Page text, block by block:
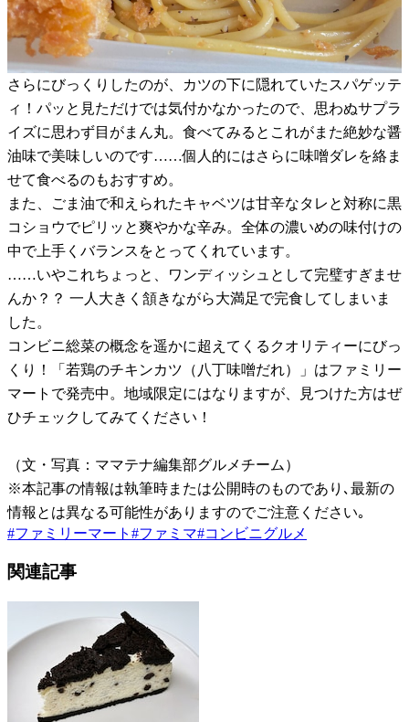
さらにびっくりしたのが、カツの下に隠れていたスパゲッテ
ィ！パッと見ただけでは気付かなかったので、思わぬサプラ
イズに思わず目がまん丸。食べてみるとこれがまた絶妙な醤
油味で美味しいのです……個人的にはさらに味噌ダレを絡ま
せて食べるのもおすすめ。
また、ごま油で和えられたキャベツは甘辛なタレと対称に黒
コショウでピリッと爽やかな辛み。全体の濃いめの味付けの
中で上手くバランスをとってくれています。
……いやこれちょっと、ワンディッシュとして完璧すぎませ
んか？？ 一人大きく頷きながら大満足で完食してしまいま
した。
コンビニ総菜の概念を遥かに超えてくるクオリティーにびっ
くり！「若鶏のチキンカツ（八丁味噌だれ）」はファミリー
マートで発売中。地域限定にはなりますが、見つけた方はぜ
ひチェックしてみてください！
（文・写真：ママテナ編集部グルメチーム）
※本記事の情報は執筆時または公開時のものであり､最新の
情報とは異なる可能性がありますのでご注意ください｡
#ファミリーマート #ファミマ#コンビニグルメ
関連記事